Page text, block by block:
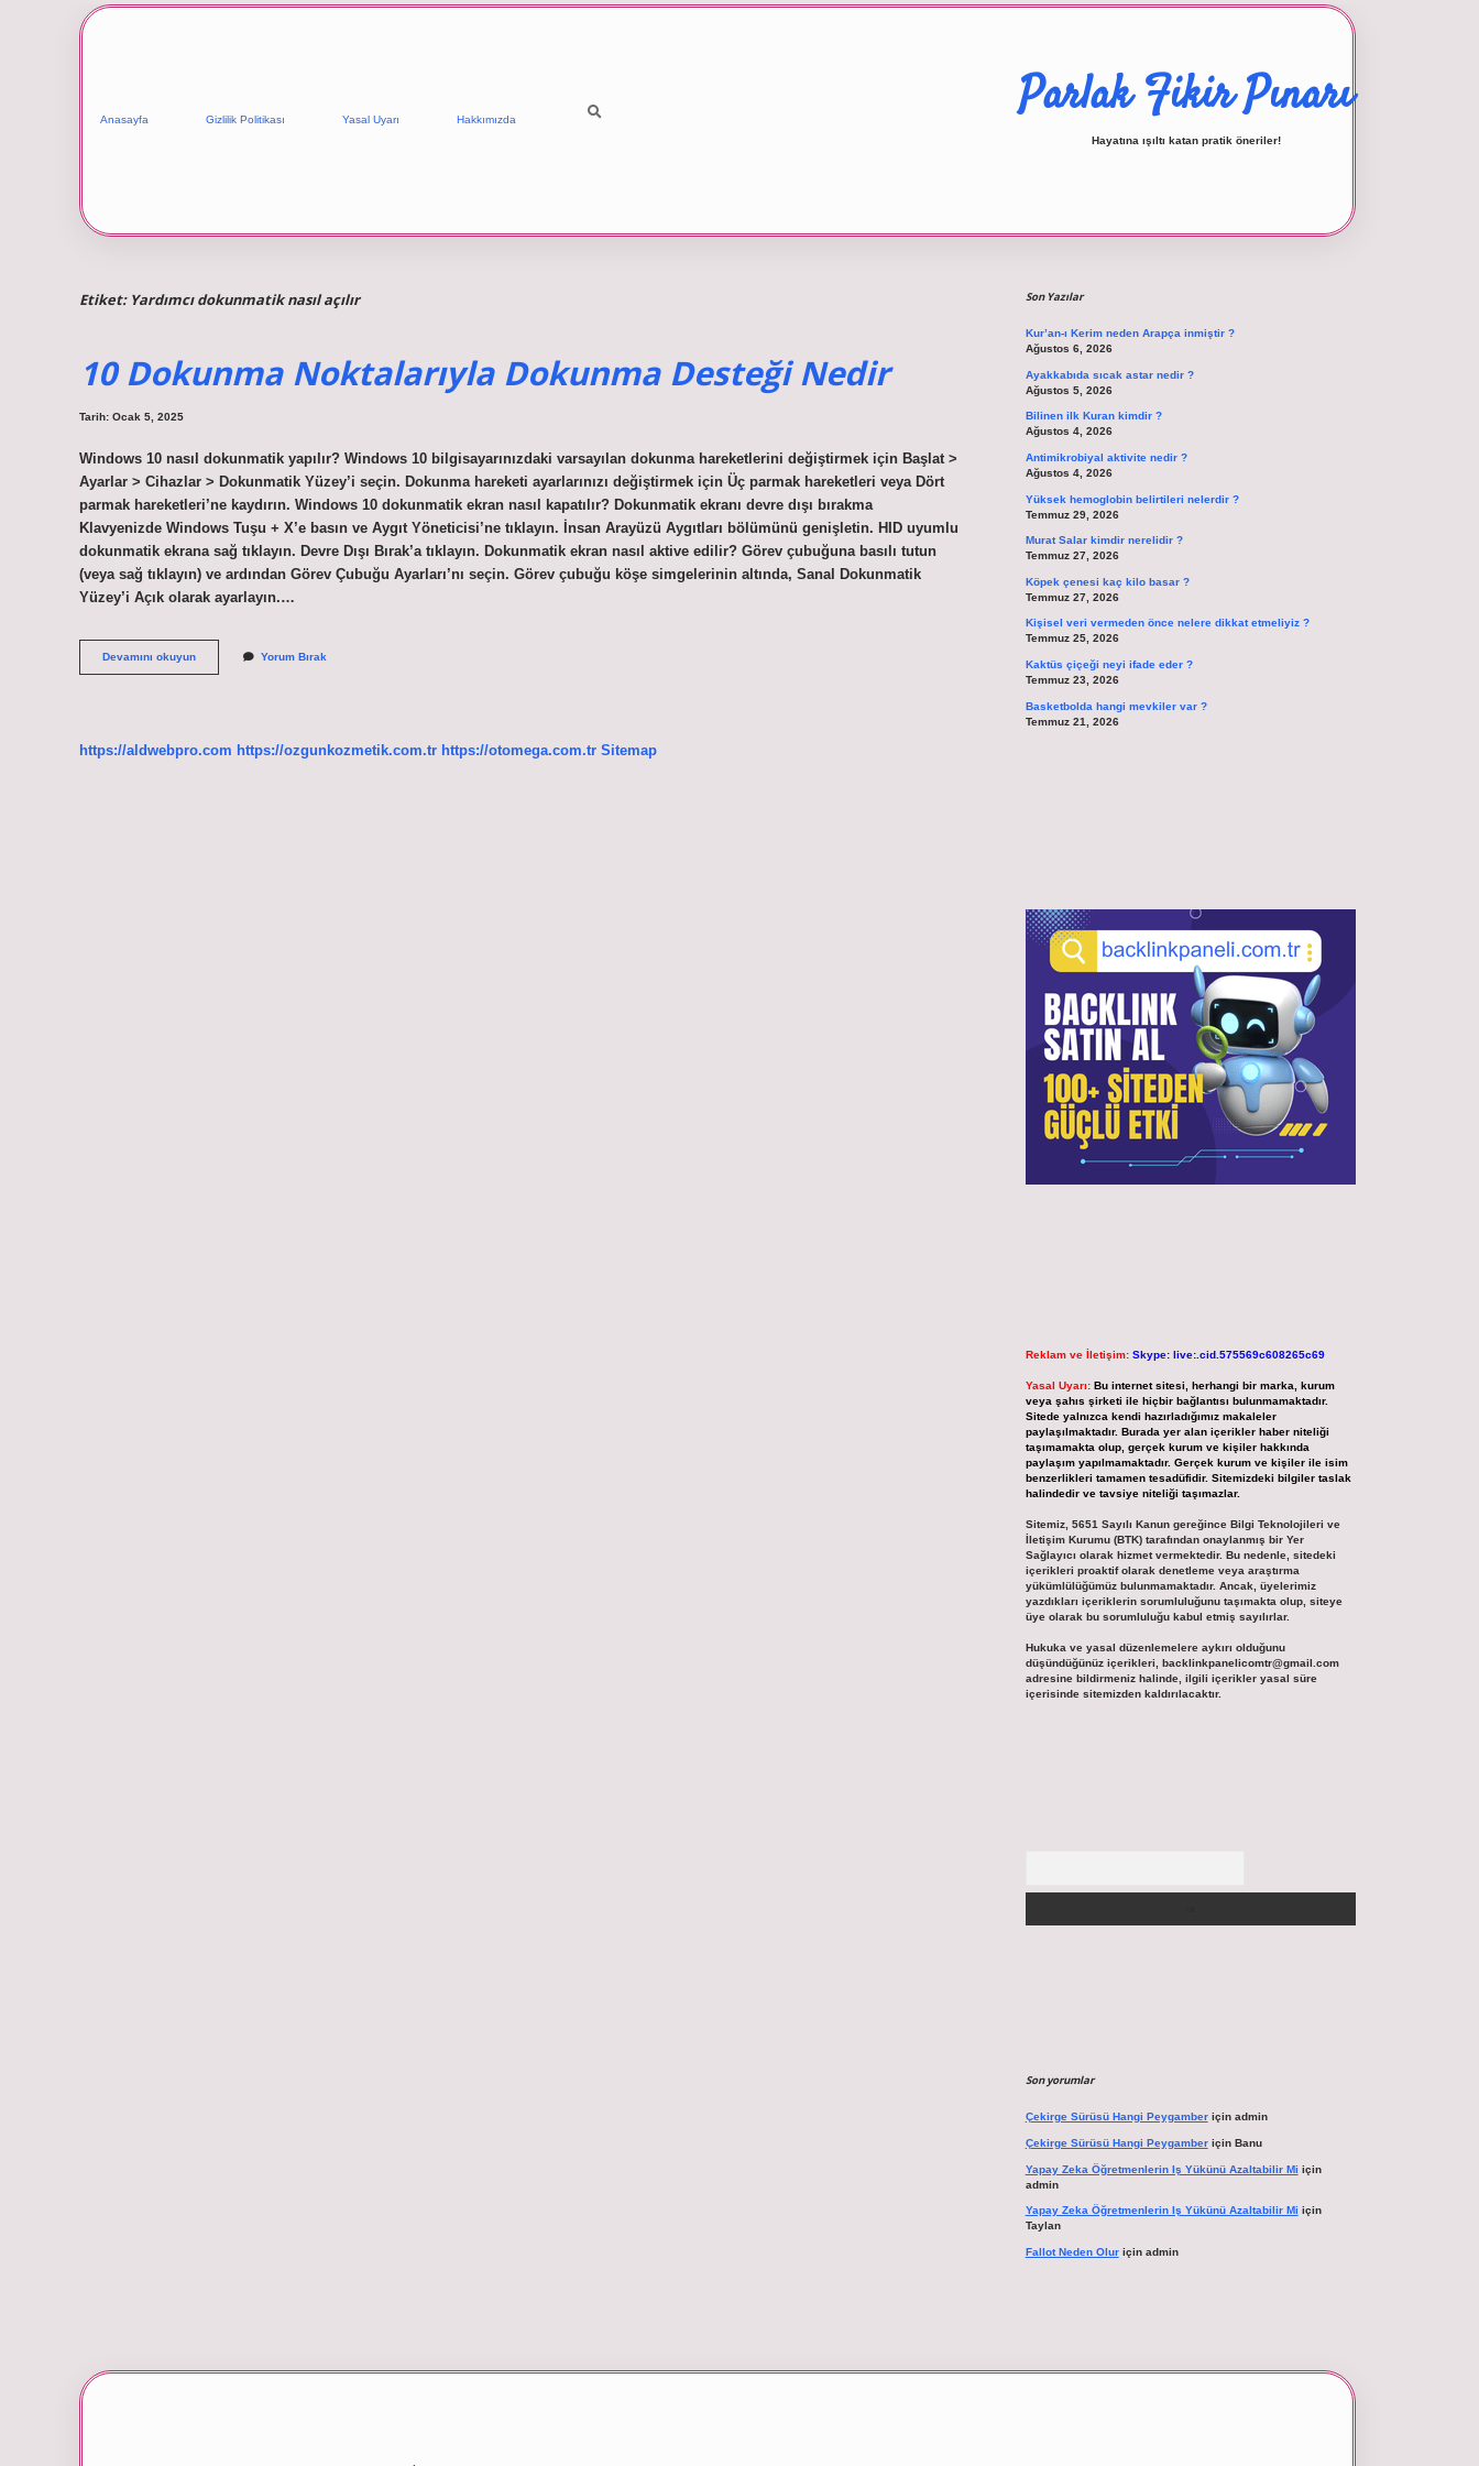
Anasayfa Gizlilik Politikası Yasal Uyarı Hakkımızda Parlak Fikir Pınarı
Hayatına ışıltı katan pratik öneriler!
Etiket: Yardımcı dokunmatik nasıl açılır
10 Dokunma Noktalarıyla Dokunma Desteği Nedir
Tarih: Ocak 5, 2025
Windows 10 nasıl dokunmatik yapılır? Windows 10 bilgisayarınızdaki varsayılan dokunma hareketlerini değiştirmek için Başlat >
Ayarlar > Cihazlar > Dokunmatik Yüzey’i seçin. Dokunma hareketi ayarlarınızı değiştirmek için Üç parmak hareketleri veya Dört
parmak hareketleri’ne kaydırın. Windows 10 dokunmatik ekran nasıl kapatılır? Dokunmatik ekranı devre dışı bırakma
Klavyenizde Windows Tuşu + X’e basın ve Aygıt Yöneticisi’ne tıklayın. İnsan Arayüzü Aygıtları bölümünü genişletin. HID uyumlu
dokunmatik ekrana sağ tıklayın. Devre Dışı Bırak’a tıklayın. Dokunmatik ekran nasıl aktive edilir? Görev çubuğuna basılı tutun
(veya sağ tıklayın) ve ardından Görev Çubuğu Ayarları’nı seçin. Görev çubuğu köşe simgelerinin altında, Sanal Dokunmatik
Yüzey’i Açık olarak ayarlayın.…
Devamını okuyun10
Dokunma
Yorum Bırak
https://aldwebpro.com https://ozgunkozmetik.com.tr https://otomega.com.tr Sitemap
Son Yazılar
Kur’an-ı Kerim neden Arapça inmiştir ?
Ağustos 6, 2026
Ayakkabıda sıcak astar nedir ?
Ağustos 5, 2026
Bilinen ilk Kuran kimdir ?
Ağustos 4, 2026
Antimikrobiyal aktivite nedir ?
Ağustos 4, 2026
Yüksek hemoglobin belirtileri nelerdir ?
Temmuz 29, 2026
Murat Salar kimdir nerelidir ?
Temmuz 27, 2026
Köpek çenesi kaç kilo basar ?
Temmuz 27, 2026
Kişisel veri vermeden önce nelere dikkat etmeliyiz ?
Temmuz 25, 2026
Kaktüs çiçeği neyi ifade eder ?
Temmuz 23, 2026
Basketbolda hangi mevkiler var ?
Temmuz 21, 2026
Reklam ve İletişim: Skype: live:.cid.575569c608265c69
Yasal Uyarı: Bu internet sitesi, herhangi bir marka, kurum
veya şahıs şirketi ile hiçbir bağlantısı bulunmamaktadır.
Sitede yalnızca kendi hazırladığımız makaleler
paylaşılmaktadır. Burada yer alan içerikler haber niteliği
taşımamakta olup, gerçek kurum ve kişiler hakkında
paylaşım yapılmamaktadır. Gerçek kurum ve kişiler ile isim
benzerlikleri tamamen tesadüfidir. Sitemizdeki bilgiler taslak
halindedir ve tavsiye niteliği taşımazlar.
Sitemiz, 5651 Sayılı Kanun gereğince Bilgi Teknolojileri ve
İletişim Kurumu (BTK) tarafından onaylanmış bir Yer
Sağlayıcı olarak hizmet vermektedir. Bu nedenle, sitedeki
içerikleri proaktif olarak denetleme veya araştırma
yükümlülüğümüz bulunmamaktadır. Ancak, üyelerimiz
yazdıkları içeriklerin sorumluluğunu taşımakta olup, siteye
üye olarak bu sorumluluğu kabul etmiş sayılırlar.
Hukuka ve yasal düzenlemelere aykırı olduğunu
düşündüğünüz içerikleri, backlinkpanelicomtr@gmail.com
adresine bildirmeniz halinde, ilgili içerikler yasal süre
içerisinde sitemizden kaldırılacaktır.
Son yorumlar
Çekirge Sürüsü Hangi Peygamberiçin admin
Çekirge Sürüsü Hangi Peygamberiçin Banu
Yapay Zeka Öğretmenlerin Iş Yükünü Azaltabilir Mi için
admin
Yapay Zeka Öğretmenlerin Iş Yükünü Azaltabilir Mi için
Taylan
Fallot Neden Oluriçin admin